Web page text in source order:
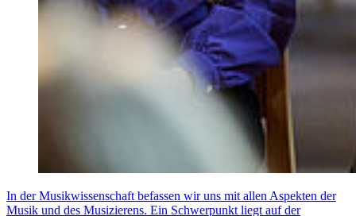
In der Musikwissenschaft befassen wir uns mit allen Aspekten der
Musik und des Musizierens. Ein Schwerpunkt liegt auf der